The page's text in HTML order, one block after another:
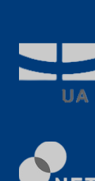
09.09.2025
Colloquium
It's all about
reliably with
technologies
Colloquium
It's all about